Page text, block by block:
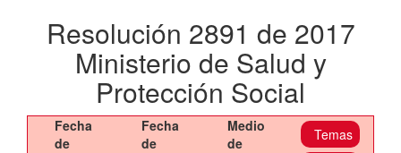
Resolución 2891 de 2017
Ministerio de Salud y
Protección Social
Fecha
de
Fecha
de
Medio
de
Temas